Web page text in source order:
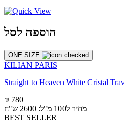
הוספה לסל
ONE SIZE
KILIAN PARIS
Straight to Heaven White Cristal
₪ 780
מחיר ל100 מ"ל: 2600 ש"ח
BEST SELLER